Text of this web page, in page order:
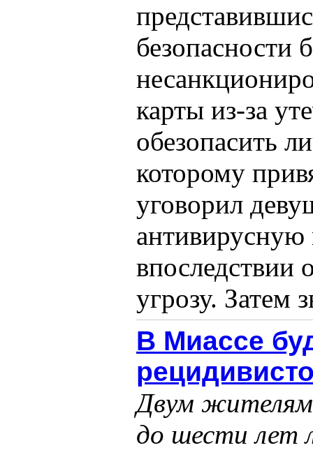
безопасности
карты из-за
обезопасить
которому
уговорил
антивирусную
впоследствии
угрозу. Затем
В Миассе
Двум
до шести лет